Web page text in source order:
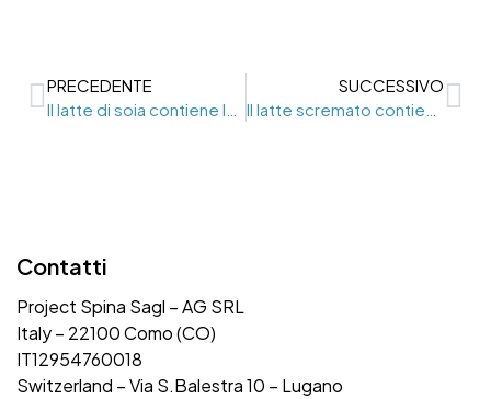
PRECEDENTE
SUCCESSIVO
Contatti
Project Spina Sagl – AG SRL
Italy – 22100 Como (CO)
IT12954760018
Switzerland – Via S.Balestra 10 – Lugano